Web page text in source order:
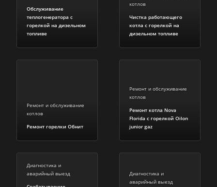
Обслуживание
теплогенератора с
горелкой на дизельном
топливе
котлов
Чистка работающего
котла с горелкой на
дизельном топливе
Ремонт и обслуживание
котлов
Ремонт горелки Обнит
Ремонт и обслуживание
котлов
Ремонт котла Nova
Florida c горелкой Oilon
junior gaz
Диагностика и
аварийный выезд
Диагностика и
аварийный выезд